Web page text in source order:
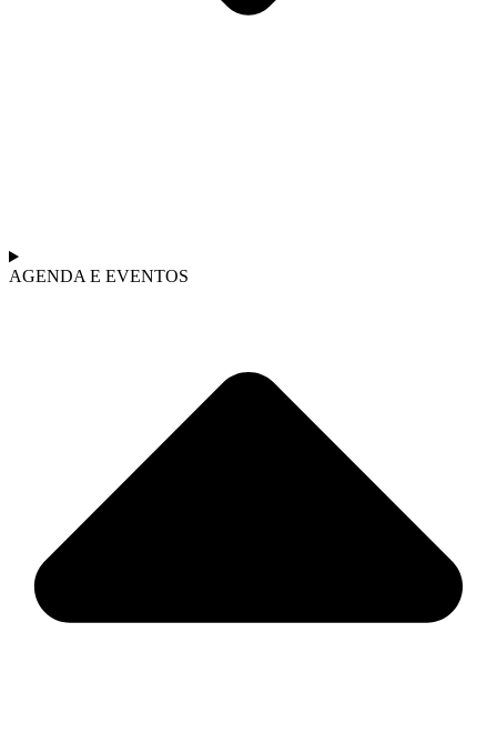
AGENDA E EVENTOS